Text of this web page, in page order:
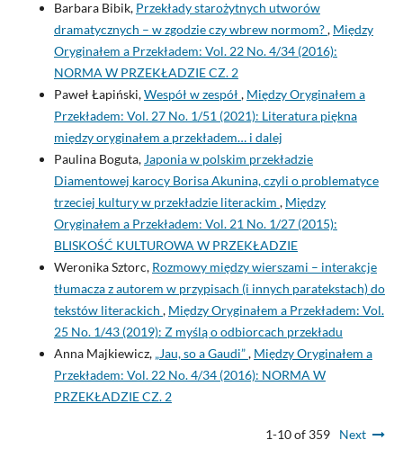
Barbara Bibik, Przekłady starożytnych utworów
dramatycznych – w zgodzie czy wbrew normom?, Między
Oryginałem a Przekładem: Vol. 22 No. 4/34 (2016):
NORMA W PRZEKŁADZIE CZ. 2
Paweł Łapiński,Wespół w zespół , Między Oryginałem a
Przekładem: Vol. 27 No. 1/51 (2021): Literatura piękna
między oryginałem a przekładem… i dalej
Paulina Boguta,Japonia w polskim przekładzie
Diamentowej karocy Borisa Akunina, czyli o problematyce
trzeciej kultury w przekładzie literackim , Między
Oryginałem a Przekładem: Vol. 21 No. 1/27 (2015):
BLISKOŚĆ KULTUROWA W PRZEKŁADZIE
Weronika Sztorc, Rozmowy między wierszami – interakcje
tłumacza z autorem w przypisach (i innych paratekstach) do
tekstów literackich , Między Oryginałem a Przekładem: Vol.
25 No. 1/43 (2019): Z myślą o odbiorcach przekładu
Anna Majkiewicz, „Jau, so a Gaudi”, Między Oryginałem a
Przekładem: Vol. 22 No. 4/34 (2016): NORMA W
PRZEKŁADZIE CZ. 2
1-10 of 359 Next